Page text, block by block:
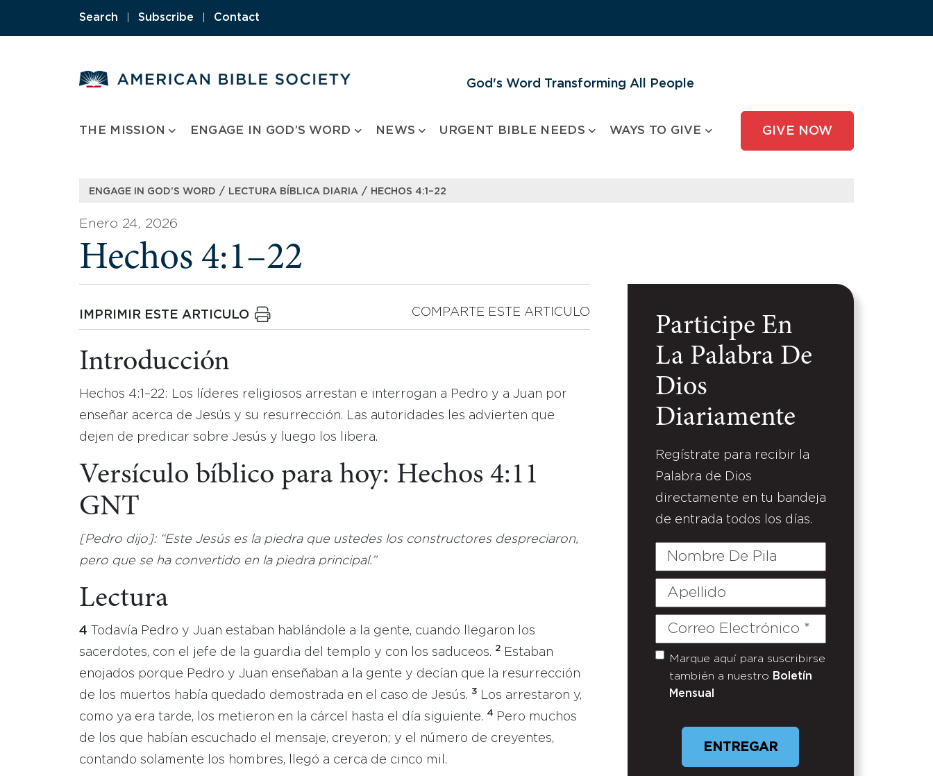
Search Subscribe Contact
God's Word Transforming All People
THE MISSION ENGAGE IN GOD’S WORD NEWS URGENT BIBLE NEEDS WAYS TO GIVE GIVE NOW
ENGAGE IN GOD’S WORD / LECTURA BÍBLICA DIARIA / HECHOS 4:1–22
Enero 24, 2026
Hechos 4:1–22
IMPRIMIR ESTE ARTICULO COMPARTE ESTE ARTICULO
Introducción
Hechos 4:1–22: Los líderes religiosos arrestan e interrogan a Pedro y a Juan por
enseñar acerca de Jesús y su resurrección. Las autoridades les advierten que
dejen de predicar sobre Jesús y luego los libera.
Versículo bíblico para hoy: Hechos 4:11
GNT
[Pedro dijo]: “Este Jesús es la piedra que ustedes los constructores despreciaron,
pero que se ha convertido en la piedra principal.”
Lectura
4
Todavía Pedro y Juan estaban hablándole a la gente, cuando llegaron los
sacerdotes, con el jefe de la guardia del templo y con los saduceos. 2
Estaban
enojados porque Pedro y Juan enseñaban a la gente y decían que la resurrección
de los muertos había quedado demostrada en el caso de Jesús. 3
Los arrestaron y,
como ya era tarde, los metieron en la cárcel hasta el día siguiente. 4
Pero muchos
de los que habían escuchado el mensaje, creyeron; y el número de creyentes,
contando solamente los hombres, llegó a cerca de cinco mil.
Participe En
La Palabra De
Dios
Diariamente
Regístrate para recibir la
Palabra de Dios
directamente en tu bandeja
de entrada todos los días.
Nombre
Pila
Apellido
Correo
Untitled
Marque aquí para suscribirse
también a nuestro Boletín
Mensual